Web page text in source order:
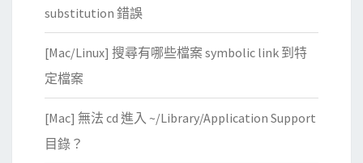
線
傳
至
i
substitution 錯誤
[Mac/Linux] 搜尋有哪些檔案 symbolic link 到特
定檔案
[Mac] 無法 cd 進入 ~/Library/Application Support
目錄？